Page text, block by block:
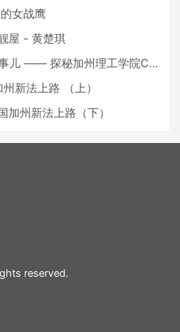
女战鹰
屋 - 黄楚琪
探秘加州理工学院Caltech博士生活 [上集]
新法上路 （上）
加州新法上路（下）
reserved.